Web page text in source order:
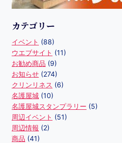
カテゴリー
イベント (88)
ウエブサイト (11)
お勧め商品 (9)
お知らせ (274)
クリンリネス (6)
名護屋城 (10)
名護屋城スタンプラリー (5)
周辺イベント (51)
周辺情報 (2)
商品 (41)